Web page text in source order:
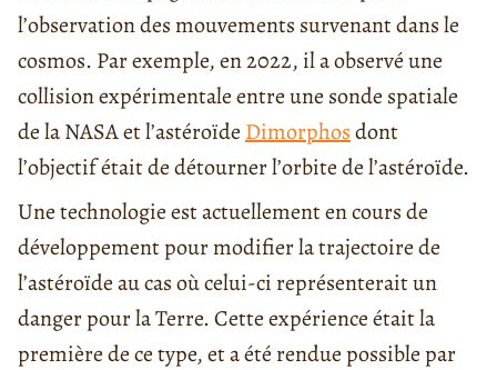
l’observation des mouvements survenant dans le
cosmos. Par exemple, en 2022, il a observé une
collision expérimentale entre une sonde spatiale
de la NASA et l’astéroïde Dimorphosdont
l’objectif était de détourner l’orbite de l’astéroïde.
Une technologie est actuellement en cours de
développement pour modifier la trajectoire de
l’astéroïde au cas où celui-ci représenterait un
danger pour la Terre. Cette expérience était la
première de ce type, et a été rendue possible par